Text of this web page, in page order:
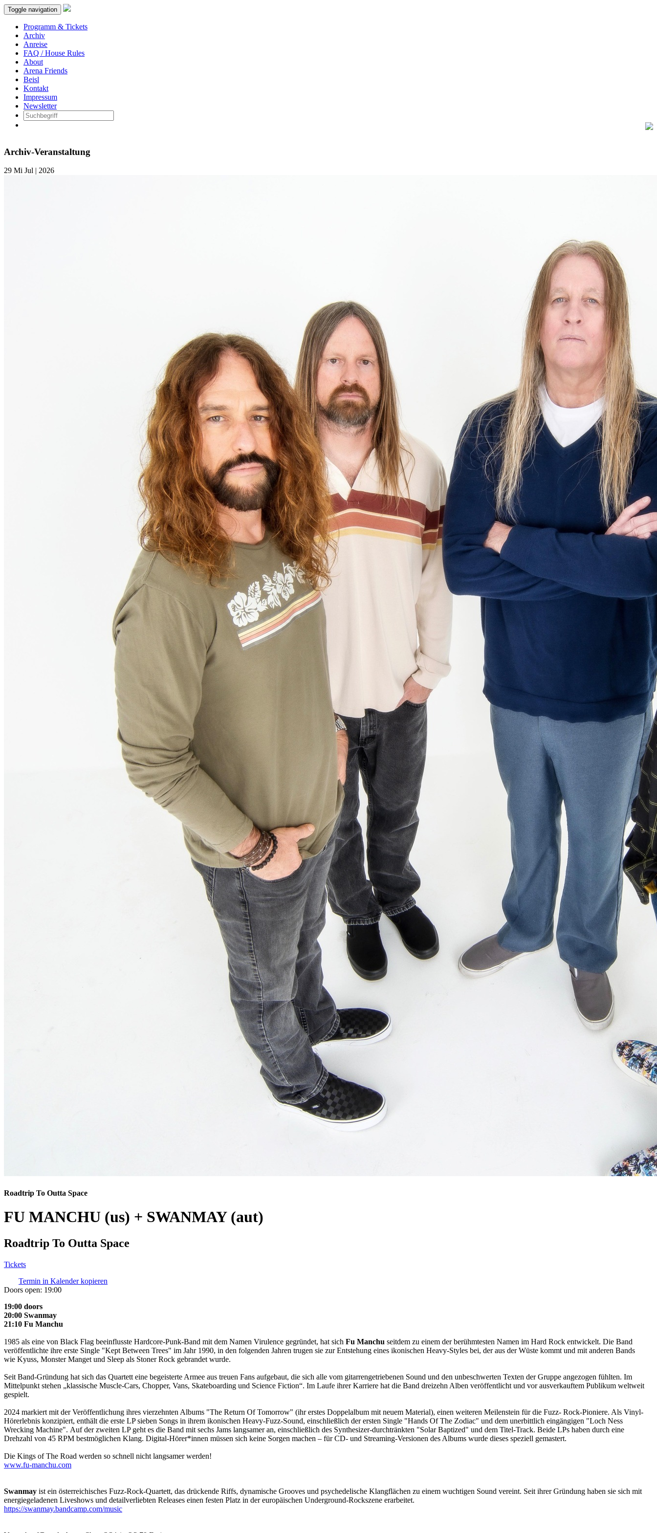
Toggle navigation
Programm & Tickets
Archiv
Anreise
FAQ / House Rules
About
Arena Friends
Beisl
Kontakt
Impressum
Newsletter
Archiv-Veranstaltung
29 Mi Jul | 2026
Roadtrip To Outta Space
FU MANCHU (us) + SWANMAY (aut)
Roadtrip To Outta Space
Tickets
Termin in Kalender kopieren
Doors open: 19:00
19:00 doors
20:00 Swanmay
21:10 Fu Manchu
1985 als eine von Black Flag beeinflusste Hardcore-Punk-Band mit dem Namen Virulence gegründet, hat sich Fu Manchu seitdem zu einem der berühmtesten Namen im Hard Rock entwickelt. Die Band
veröffentlichte ihre erste Single "Kept Between Trees" im Jahr 1990, in den folgenden Jahren trugen sie zur Entstehung eines ikonischen Heavy-Styles bei, der aus der Wüste kommt und mit anderen Bands
wie Kyuss, Monster Manget und Sleep als Stoner Rock gebrandet wurde.
Seit Band-Gründung hat sich das Quartett eine begeisterte Armee aus treuen Fans aufgebaut, die sich alle vom gitarrengetriebenen Sound und den unbeschwerten Texten der Gruppe angezogen fühlten. Im
Mittelpunkt stehen „klassische Muscle-Cars, Chopper, Vans, Skateboarding und Science Fiction“. Im Laufe ihrer Karriere hat die Band dreizehn Alben veröffentlicht und vor ausverkauftem Publikum weltweit
gespielt.
2024 markiert mit der Veröffentlichung ihres vierzehnten Albums "The Return Of Tomorrow" (ihr erstes Doppelalbum mit neuem Material), einen weiteren Meilenstein für die Fuzz- Rock-Pioniere. Als Vinyl-
Hörerlebnis konzipiert, enthält die erste LP sieben Songs in ihrem ikonischen Heavy-Fuzz-Sound, einschließlich der ersten Single "Hands Of The Zodiac" und dem unerbittlich eingängigen "Loch Ness
Wrecking Machine". Auf der zweiten LP geht es die Band mit sechs Jams langsamer an, einschließlich des Synthesizer-durchtränkten "Solar Baptized" und dem Titel-Track. Beide LPs haben durch eine
Drehzahl von 45 RPM bestmöglichen Klang. Digital-Hörer*innen müssen sich keine Sorgen machen – für CD- und Streaming-Versionen des Albums wurde dieses speziell gemastert.
Die Kings of The Road werden so schnell nicht langsamer werden!
www.fu-manchu.com
Swanmay ist ein österreichisches Fuzz-Rock-Quartett, das drückende Riffs, dynamische Grooves und psychedelische Klangflächen zu einem wuchtigen Sound vereint. Seit ihrer Gründung haben sie sich mit
energiegeladenen Liveshows und detailverliebten Releases einen festen Platz in der europäischen Underground-Rockszene erarbeitet.
https://swanmay.bandcamp.com/music